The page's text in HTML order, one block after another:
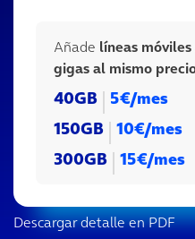
Añade líneas
gigas al mismo
40GB 5€/mes
150GB 10€/mes
300GB 15€/mes
Descargar detalle en PDF